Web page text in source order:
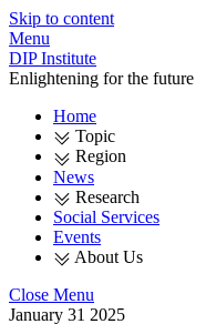
Skip to content
Menu
DIP Institute
Enlightening for the future
Home
Topic
Region
News
Research
Social Services
Events
About Us
Close Menu
January 31 2025